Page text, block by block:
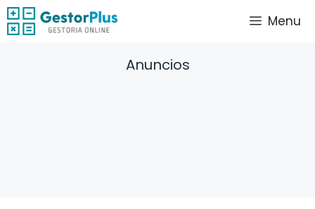
Saltar
al
Menu
Anuncios